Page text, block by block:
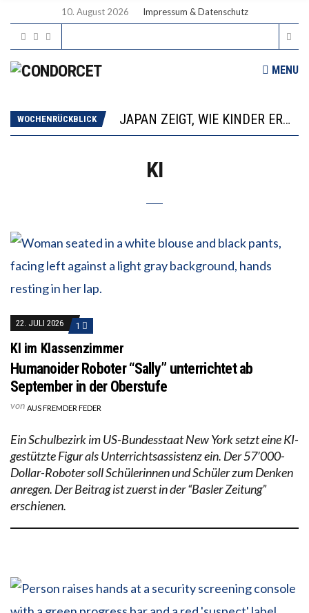
10. August 2026 Impressum & Datenschutz
MENU
WOCHENRÜCKBLICK
DIE GANZE HILFLOSIGKEIT DES BILDUNGSBÜRGERTUMS
ANNA-KATHARINA ZENGER UND IHRE VERFASSUNGSKENNTNISSE
KI
22. JULI 2026 1
KI im Klassenzimmer
Humanoider Roboter “Sally” unterrichtet ab
September in der Oberstufe
von AUS FREMDER FEDER
Ein Schulbezirk im US-Bundesstaat New York setzt eine KI-
gestützte Figur als Unterrichtsassistenz ein. Der 57’000-
Dollar-Roboter soll Schülerinnen und Schüler zum Denken
anregen. Der Beitrag ist zuerst in der “Basler Zeitung”
erschienen.